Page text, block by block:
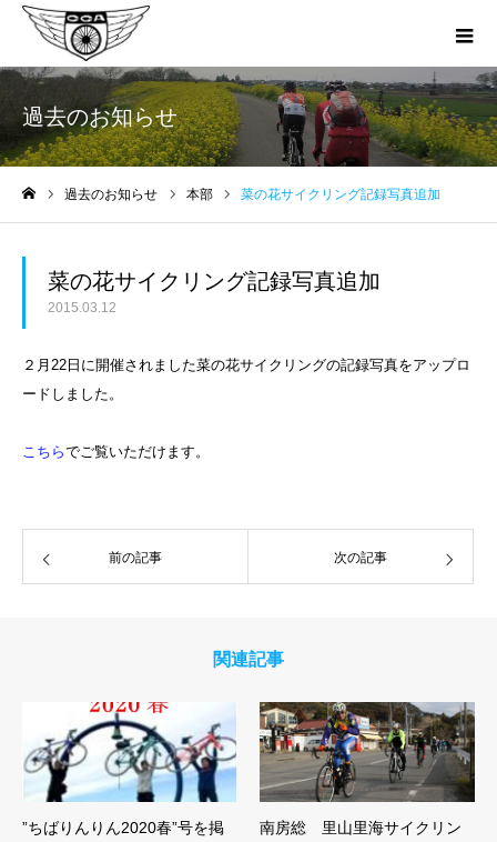
過去のお知らせ
過去のお知らせ 本部 菜の花サイクリング記録写真追加
菜の花サイクリング記録写真追加
2015.03.12
２月22日に開催されました菜の花サイクリングの記録写真をアップロ
ードしました。
こちらでご覧いただけます。
前の記事 次の記事
関連記事
”ちばりんりん2020春”号を掲
南房総 里山里海サイクリン